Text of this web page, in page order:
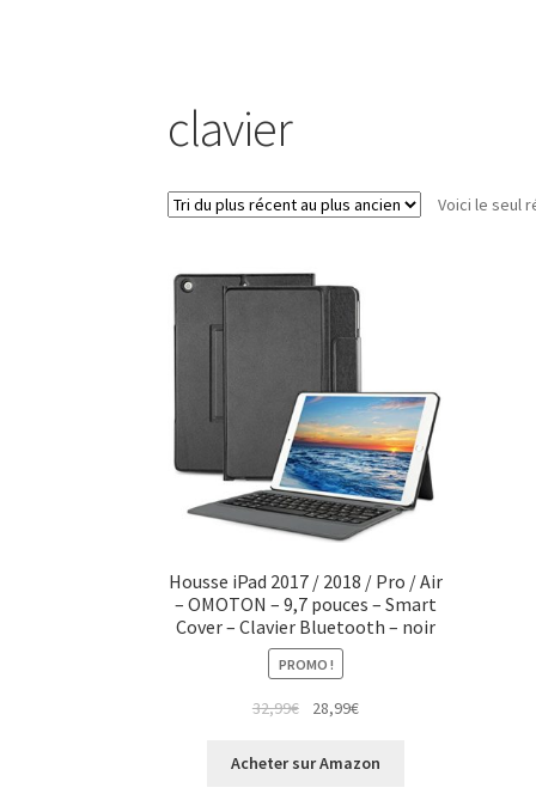
clavier
Voici le seul
Housse iPad 2017 / 2018 / Pro / Air
– OMOTON – 9,7 pouces – Smart
Cover – Clavier Bluetooth – noir
PROMO !
32,99€ 28,99€
Acheter sur Amazon